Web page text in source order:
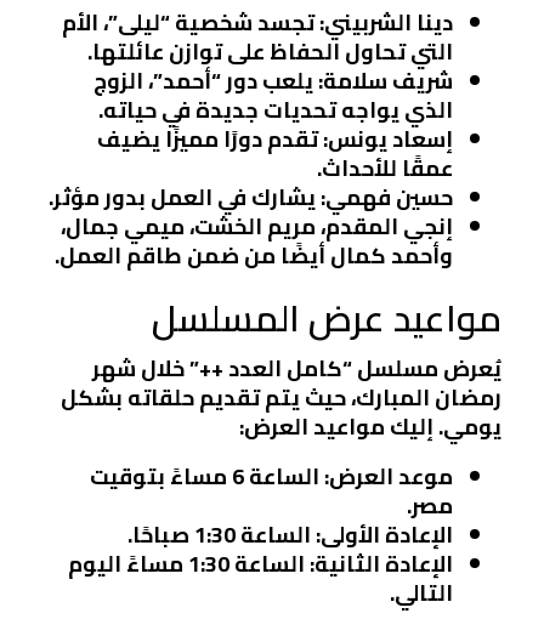
دينا الشربيني: تجسد شخصية “ليلى”، الأم
التي تحاول الحفاظ على توازن عائلتها.
شريف سلامة: يلعب دور “أحمد”، الزوج
الذي يواجه تحديات جديدة في حياته.
إسعاد يونس: تقدم دورًا مميزًا يضيف
عمقًا للأحداث.
حسين فهمي: يشارك في العمل بدور مؤثر.
إنجي المقدم،مريم الخشت،ميمي جمال،
وأحمد كمالأيضًا من ضمن طاقم العمل.
مواعيد عرض المسلسل
يُعرض مسلسل “كامل العدد ++” خلال شهر
رمضان المبارك، حيث يتم تقديم حلقاته بشكل
يومي. إليك مواعيد العرض:
موعد العرض
: الساعة 6 مساءً بتوقيت
مصر.
الإعادة الأولى: الساعة 1:30 صباحًا.
الإعادة الثانية : الساعة 1:30 مساءً اليوم
التالي.